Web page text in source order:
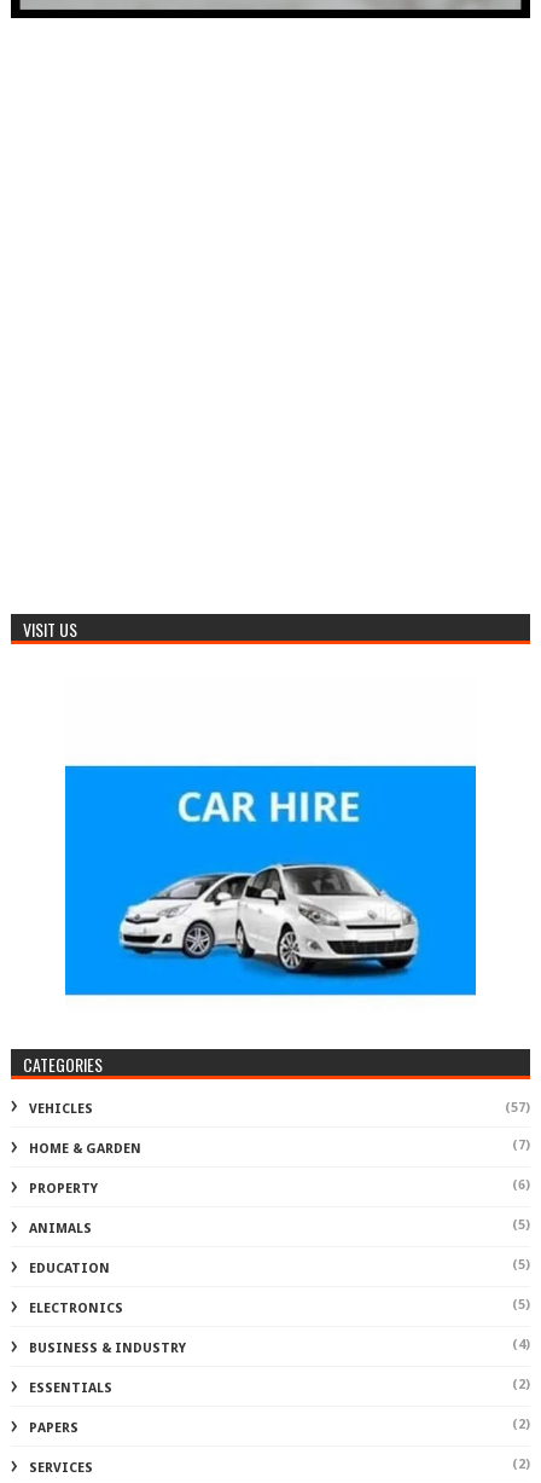
VISIT US
CATEGORIES
VEHICLES (57)
HOME & GARDEN (7)
PROPERTY (6)
ANIMALS (5)
EDUCATION (5)
ELECTRONICS (5)
BUSINESS & INDUSTRY (4)
ESSENTIALS (2)
PAPERS (2)
SERVICES (2)